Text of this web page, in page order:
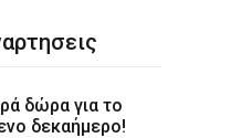
δώρα για το
δεκαήμερο!